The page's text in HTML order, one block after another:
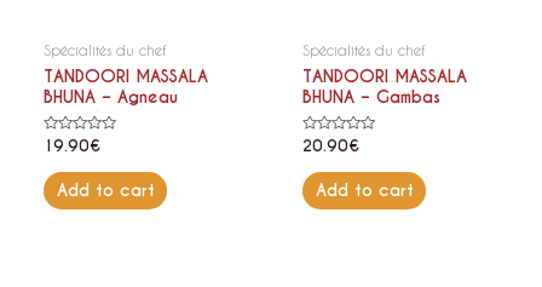
Spécialités du chef
TANDOORI MASSALA
BHUNA – Agneau
Rated
out
of
5
19.90€
Add to cart
Spécialités du chef
TANDOORI MASSALA
BHUNA – Gambas
Rated
out
of
5
20.90€
Add to cart